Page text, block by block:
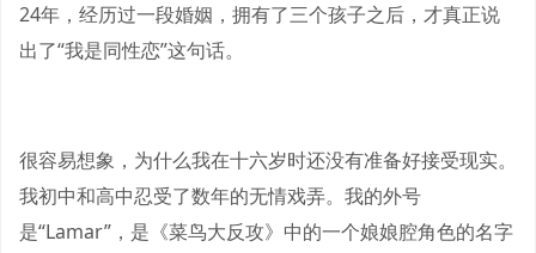
24年，经历过一段婚姻，拥有了三个孩子之后，才真正说
出了“我是同性恋”这句话。
很容易想象，为什么我在十六岁时还没有准备好接受现实。
我初中和高中忍受了数年的无情戏弄。我的外号
是“Lamar”，是《菜鸟大反攻》中的一个娘娘腔角色的名字